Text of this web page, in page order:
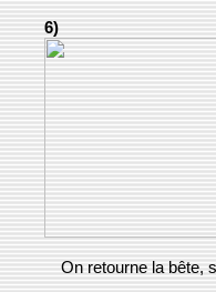
6)
On retourne la bête,